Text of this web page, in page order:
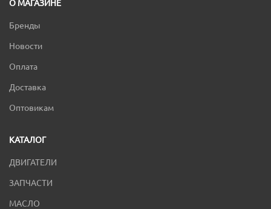
О МАГАЗИНЕ
Бренды
Новости
Оплата
Доставка
Оптовикам
КАТАЛОГ
ДВИГАТЕЛИ
ЗАПЧАСТИ
МАСЛО